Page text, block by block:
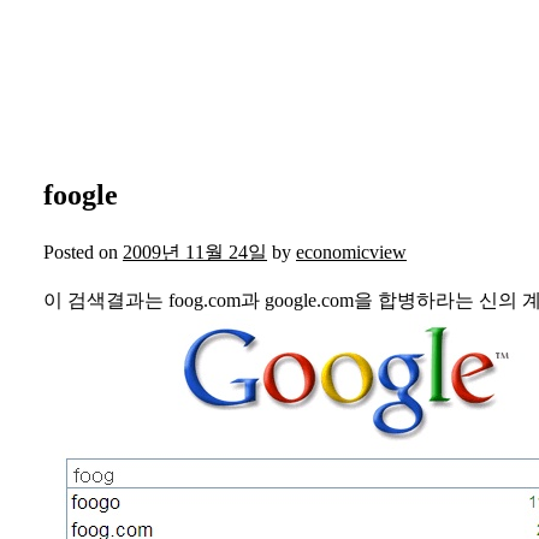
foogle
Posted on 2009년 11월 24일 by economicview
이 검색결과는 foog.com과 google.com을 합병하라는 신의